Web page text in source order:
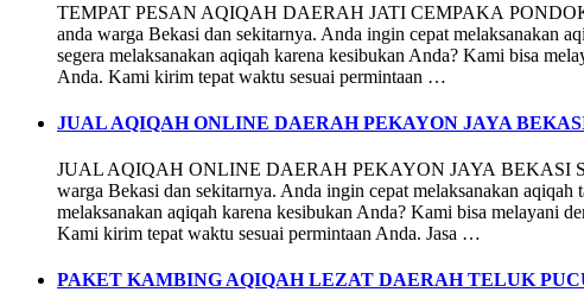
TEMPAT PESAN AQIQAH DAERAH JATI CEMPAKA
anda warga Bekasi dan sekitarnya. Anda ingin cepat melaksanakan
segera melaksanakan aqiqah karena kesibukan Anda? Kami bisa
Anda. Kami kirim tepat waktu sesuai permintaan …
JUAL AQIQAH ONLINE DAERAH PEKAYON JAYA
JUAL AQIQAH ONLINE DAERAH PEKAYON JAYA BEKASI
warga Bekasi dan sekitarnya. Anda ingin cepat melaksanakan
melaksanakan aqiqah karena kesibukan Anda? Kami bisa melayani
Kami kirim tepat waktu sesuai permintaan Anda. Jasa …
PAKET KAMBING AQIQAH LEZAT DAERAH TELUK